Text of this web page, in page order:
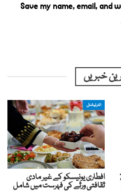
Save my name, email, and
خبریں
انٹرنیشنل
افطاری یونیسکو کے غیر مادی
ثقافتی ورثے کی فہرست میں شامل